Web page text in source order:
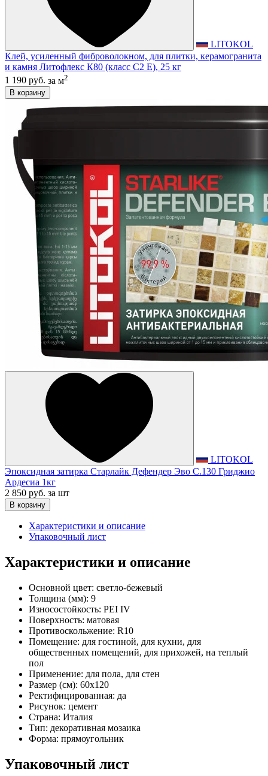
LITOKOL
Клей, усиленный фиброволокном, для плитки, керамогранита
и камня Литофлекс К80 (класс С2 E), 25 кг
1 190 руб. за м2
В корзину
LITOKOL
Эпоксидная затирка Старлайк Дефендер Эво С.130 Гриджио
Ардесиа 1кг
2 850 руб. за шт
В корзину
Характеристики и описание
Упаковочный лист
Характеристики и описание
Основной цвет: светло-бежевый
Толщина (мм): 9
Износостойкость: PEI IV
Поверхность: матовая
Противоскольжение: R10
Помещение: для гостиной, для кухни, для
общественных помещений, для прихожей, на теплый
пол
Применение: для пола, для стен
Размер (см): 60x120
Ректифицированная: да
Рисунок: цемент
Страна: Италия
Тип: декоративная мозаика
Форма: прямоугольник
Упаковочный лист